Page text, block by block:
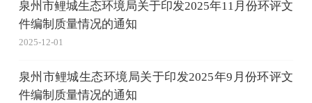
泉州市鲤城生态环境局关于印发2025年11月份环评文
件编制质量情况的通知
2025-12-01
泉州市鲤城生态环境局关于印发2025年9月份环评文
件编制质量情况的通知